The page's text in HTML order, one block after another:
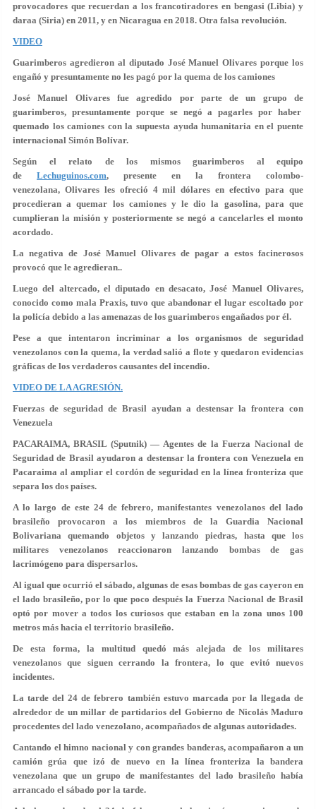
provocadores que recuerdan a los francotiradores en bengasi (Libia) y
daraa (Siria) en 2011, y en Nicaragua en 2018. Otra falsa revolución.
VIDEO
Guarimberos agredieron al diputado José Manuel Olivares porque los
engañó y presuntamente no les pagó por la quema de los camiones
José Manuel Olivares fue agredido por parte de un grupo de
guarimberos, presuntamente porque se negó a pagarles por haber
quemado los camiones con la supuesta ayuda humanitaria en el puente
internacional Simón Bolívar.
Según el relato de los mismos guarimberos al equipo
de Lechuguinos.com, presente en la frontera colombo-
venezolana, Olivares les ofreció 4 mil dólares en efectivo para que
procedieran a quemar los camiones y le dio la gasolina, para que
cumplieran la misión y posteriormente se negó a cancelarles el monto
acordado.
La negativa de José Manuel Olivares de pagar a estos facinerosos
provocó que le agredieran..
Luego del altercado, el diputado en desacato, José Manuel Olivares,
conocido como mala Praxis, tuvo que abandonar el lugar escoltado por
la policía debido a las amenazas de los guarimberos engañados por él.
Pese a que intentaron incriminar a los organismos de seguridad
venezolanos con la quema, la verdad salió a flote y quedaron evidencias
gráficas de los verdaderos causantes del incendio.
VIDEO DE LA AGRESIÓN.
Fuerzas de seguridad de Brasil ayudan a destensar la frontera con
Venezuela
PACARAIMA, BRASIL (Sputnik) — Agentes de la Fuerza Nacional de
Seguridad de Brasil ayudaron a destensar la frontera con Venezuela en
Pacaraima al ampliar el cordón de seguridad en la línea fronteriza que
separa los dos países.
A lo largo de este 24 de febrero, manifestantes venezolanos del lado
brasileño provocaron a los miembros de la Guardia Nacional
Bolivariana quemando objetos y lanzando piedras, hasta que los
militares venezolanos reaccionaron lanzando bombas de gas
lacrimógeno para dispersarlos.
Al igual que ocurrió el sábado, algunas de esas bombas de gas cayeron en
el lado brasileño, por lo que poco después la Fuerza Nacional de Brasil
optó por mover a todos los curiosos que estaban en la zona unos 100
metros más hacia el territorio brasileño.
De esta forma, la multitud quedó más alejada de los militares
venezolanos que siguen cerrando la frontera, lo que evitó nuevos
incidentes.
La tarde del 24 de febrero también estuvo marcada por la llegada de
alrededor de un millar de partidarios del Gobierno de Nicolás Maduro
procedentes del lado venezolano, acompañados de algunas autoridades.
Cantando el himno nacional y con grandes banderas, acompañaron a un
camión grúa que izó de nuevo en la línea fronteriza la bandera
venezolana que un grupo de manifestantes del lado brasileño había
arrancado el sábado por la tarde.